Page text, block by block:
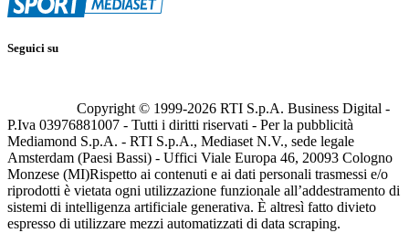
Seguici su
Copyright © 1999-2026 RTI S.p.A. Business Digital -
P.Iva 03976881007 - Tutti i diritti riservati - Per la pubblicità
Mediamond S.p.A. - RTI S.p.A., Mediaset N.V., sede legale
Amsterdam (Paesi Bassi) - Uffici Viale Europa 46, 20093 Cologno
Monzese (MI)Rispetto ai contenuti e ai dati personali trasmessi e/o
riprodotti è vietata ogni utilizzazione funzionale all’addestramento di
sistemi di intelligenza artificiale generativa. È altresì fatto divieto
espresso di utilizzare mezzi automatizzati di data scraping.